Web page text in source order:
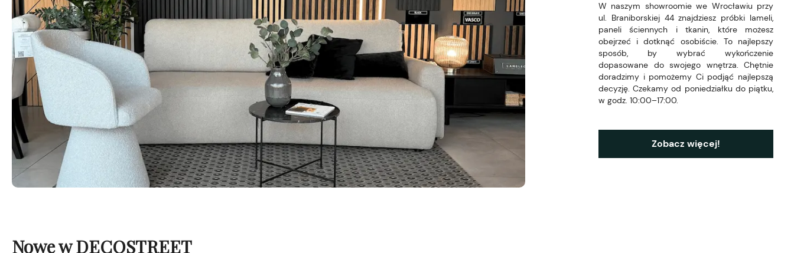
W naszym showroomie we Wrocławiu przy
ul. Braniborskiej 44 znajdziesz próbki lameli,
paneli ściennych i tkanin, które możesz
obejrzeć i dotknąć osobiście. To najlepszy
sposób, by wybrać wykończenie
dopasowane do swojego wnętrza. Chętnie
doradzimy i pomożemy Ci podjąć najlepszą
decyzję. Czekamy od poniedziałku do piątku,
w godz. 10:00–17:00.
Zobacz więcej!
Nowe w DECOSTREET